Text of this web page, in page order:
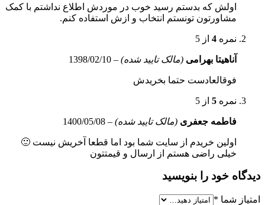
اولش که بدستم رسید خوب در موردش اطلاع نداشتم با کمک
مشاورتون تونستم انتخاب و ازش استفاده کنم.
نمره 4 از 5
آناهیتا بهرامی (مالک تایید شده) –
1398/02/10
فوقالعادست حتما بخریدش
نمره 5 از 5
فاطمه جعفری (مالک تایید شده) –
1400/05/08
اولین خریدم از سایت شما بود اما قطعا آخریش نیست 🙂
خیلی راضی هستم از ارسال و قیمتتون
دیدگاه خود را بنویسید
امتیاز شما *